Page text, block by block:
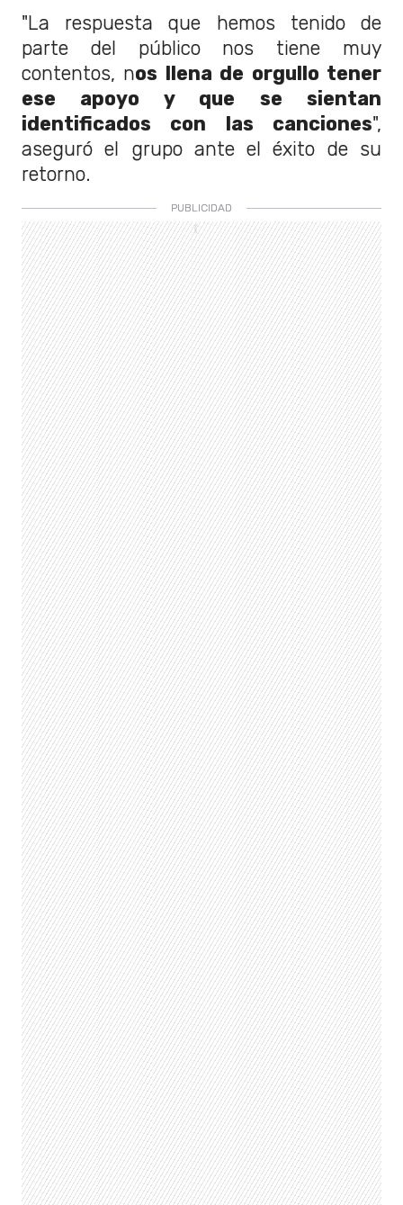
"La respuesta que hemos tenido de
parte del público nos tiene muy
contentos, nos llena de orgullo tener
ese apoyo y que se sientan
identificados con las canciones",
aseguró el grupo ante el éxito de su
retorno.